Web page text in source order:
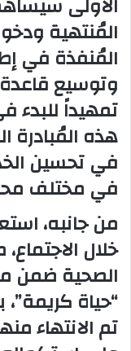
المُنتهية
المُنفذة في
وتوسيع
تمهيداً للبدء
هذه المُبادرة
في تحسين
في مختلف
من جانبه،
خلال
الصحية ضمن
“حياة
تم الانتهاء